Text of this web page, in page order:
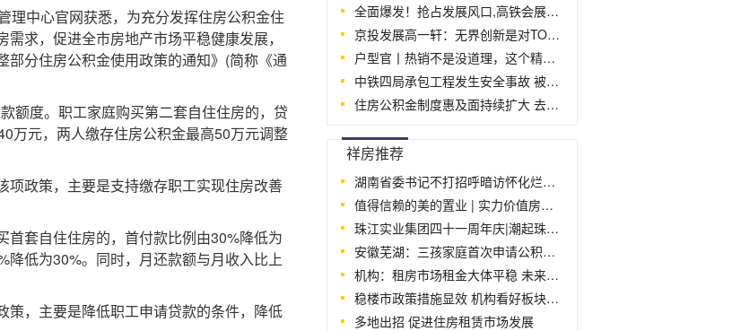
中心官网获悉，为充分发挥住房公积金住
求，促进全市房地产市场平稳健康发展，
分住房公积金使用政策的通知》(简称《通
度。职工家庭购买第二套自住住房的，贷
万元，两人缴存住房公积金最高50万元调整
政策，主要是支持缴存职工实现住房改善
套自住住房的，首付款比例由30%降低为
低为30%。同时，月还款额与月收入比上
，主要是降低职工申请贷款的条件，降低
全面爆发！抢占发展风口,高铁会展板块将
京投发展高一轩：无界创新是对TOD赋能的
户型官丨热销不是没道理，这个精装盘很给
中铁四局承包工程发生安全事故 被禁止
住房公积金制度惠及面持续扩大 去年发
祥房推荐
湖南省委书记不打招呼暗访怀化烂尾十余
值得信赖的美的置业 | 实力价值房企，见
珠江实业集团四十一周年庆|潮起珠江，实
安徽芜湖：三孩家庭首次申请公积金贷款
机构：租房市场租金大体平稳 未来房价租
稳楼市政策措施显效 机构看好板块投资
多地出招 促进住房租赁市场发展